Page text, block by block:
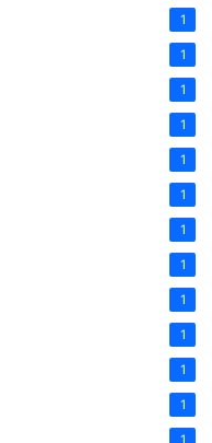
1
1
1
1
1
1
1
1
1
1
1
1